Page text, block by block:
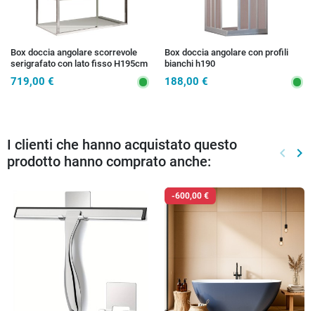
Box doccia angolare scorrevole
serigrafato con lato fisso H195cm
719,00 €
Box doccia angolare con profili
bianchi h190
188,00 €
I clienti che hanno acquistato questo
prodotto hanno comprato anche:
keyboard_arrow_left keyboard_arrow_right
-600,00 €